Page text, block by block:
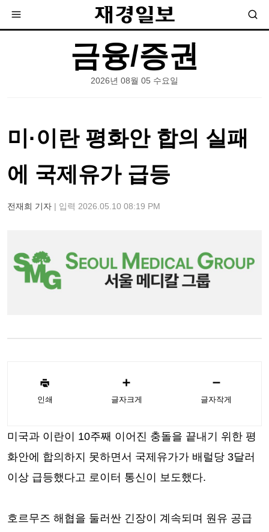
금융/증권
2026년 08월 05 수요일
미·이란 평화안 합의 실패
에 국제유가 급등
전재희 기자 | 입력 2026.05.10 08:19 PM
인쇄 글자크게 글자작게
미국과 이란이 10주째 이어진 충돌을 끝내기 위한 평
화안에 합의하지 못하면서 국제유가가 배럴당 3달러
이상 급등했다고 로이터 통신이 보도했다.
호르무즈 해협을 둘러싼 긴장이 계속되며 원유 공급